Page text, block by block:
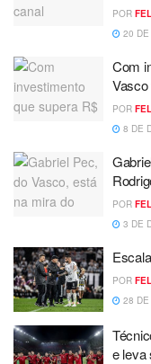
POR
20 DE
Com
POR
8 DE
POR
3 DE
POR
28
e leva